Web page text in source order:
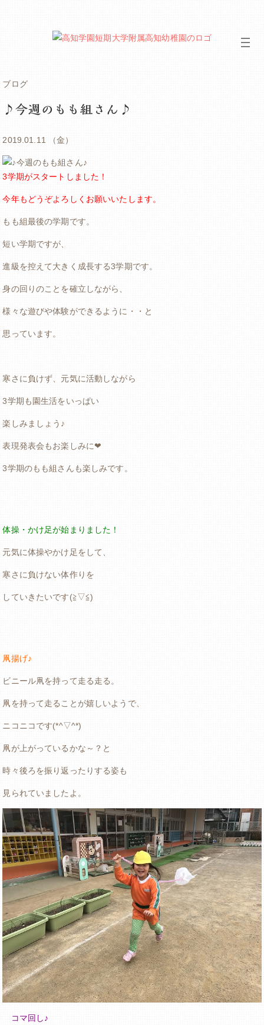
ブログ
♪今週のもも組さん♪
2019.01.11 （金）
3学期がスタートしました！
今年もどうぞよろしくお願いいたします。
もも組最後の学期です。
短い学期ですが、
進級を控えて大きく成長する3学期です。
身の回りのことを確立しながら、
様々な遊びや体験ができるように・・と
思っています。
寒さに負けず、元気に活動しながら
3学期も園生活をいっぱい
楽しみましょう♪
表現発表会もお楽しみに❤
3学期のもも組さんも楽しみです。
体操・かけ足が始まりました！
元気に体操やかけ足をして、
寒さに負けない体作りを
していきたいです(≧▽≦)
凧揚げ♪
ビニール凧を持って走る走る。
凧を持って走ることが嬉しいようで、
ニコニコです(*^▽^*)
凧が上がっているかな～？と
時々後ろを振り返ったりする姿も
見られていましたよ。
コマ回し♪